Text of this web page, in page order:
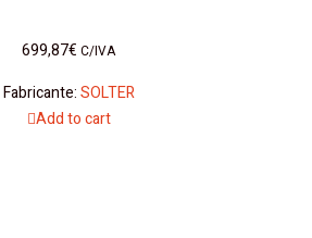
699,87€ C/IVA
Fabricante:SOLTER
Add to cart